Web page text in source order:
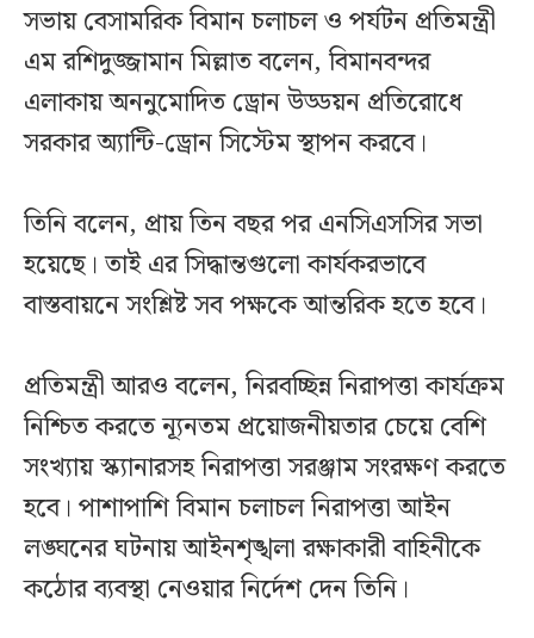
সভায় বেসামরিক বিমান চলাচল ও পর্যটন প্রতিমন্ত্রী
এম রশিদুজ্জামান মিল্লাত বলেন, বিমানবন্দর
এলাকায় অননুমোদিত ড্রোন উড্ডয়ন প্রতিরোধে
সরকার অ্যান্টি-ড্রোন সিস্টেম স্থাপন করবে।
তিনি বলেন, প্রায় তিন বছর পর এনসিএসসির সভা
হয়েছে। তাই এর সিদ্ধান্তগুলো কার্যকরভাবে
বাস্তবায়নে সংশ্লিষ্ট সব পক্ষকে আন্তরিক হতে হবে।
প্রতিমন্ত্রী আরও বলেন, নিরবচ্ছিন্ন নিরাপত্তা কার্যক্রম
নিশ্চিত করতে ন্যূনতম প্রয়োজনীয়তার চেয়ে বেশি
সংখ্যায় স্ক্যানারসহ নিরাপত্তা সরঞ্জাম সংরক্ষণ করতে
হবে। পাশাপাশি বিমান চলাচল নিরাপত্তা আইন
লঙ্ঘনের ঘটনায় আইনশৃঙ্খলা রক্ষাকারী বাহিনীকে
কঠোর ব্যবস্থা নেওয়ার নির্দেশ দেন তিনি।